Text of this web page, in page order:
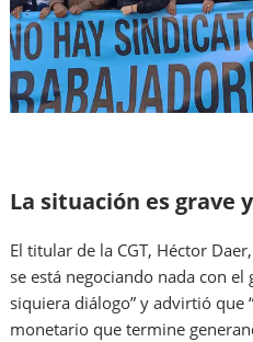
La situación es grave
El titular de la CGT, Héctor
se está negociando nada con
siquiera diálogo” y advirtió que
monetario que termine